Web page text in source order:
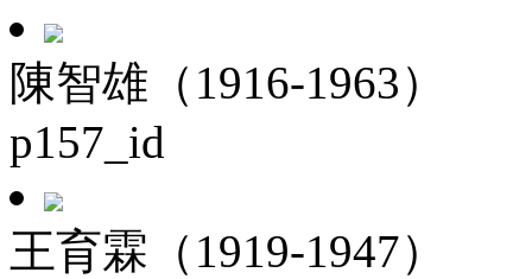
陳智雄（1916-1963）
p157_id
王育霖（1919-1947）